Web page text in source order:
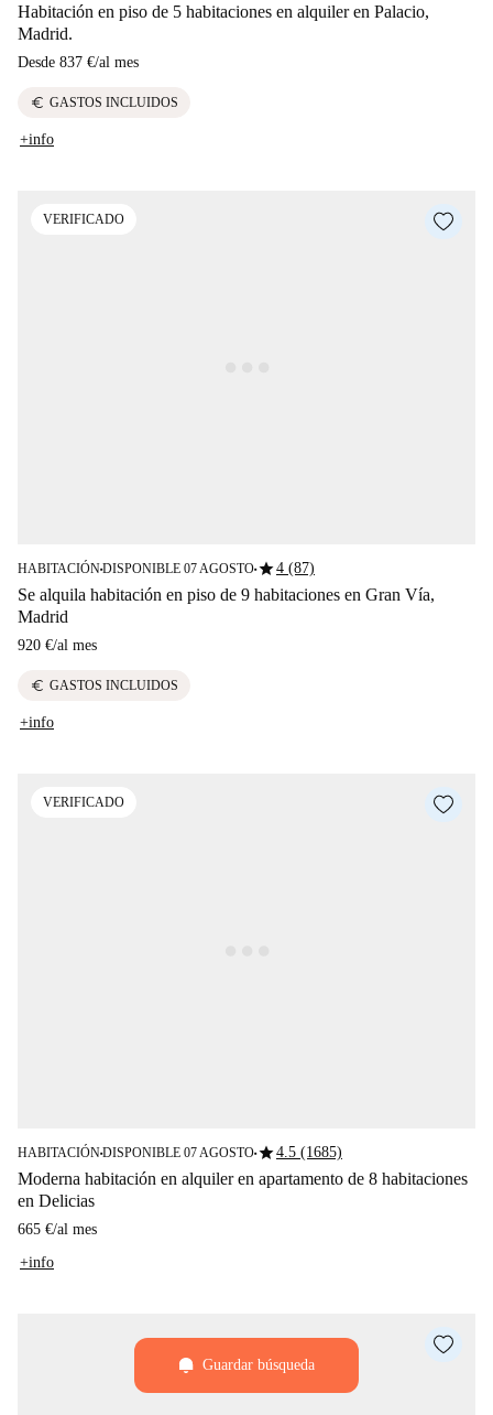
Habitación en piso de 5 habitaciones en alquiler en Palacio,
Madrid.
Desde 837 €/al mes
euro GASTOS INCLUIDOS
+info
VERIFICADO
HABITACIÓN■DISPONIBLE 07 AGOSTO■star4 (87)
Se alquila habitación en piso de 9 habitaciones en Gran Vía,
Madrid
920 €/al mes
euro GASTOS INCLUIDOS
+info
VERIFICADO
HABITACIÓN■DISPONIBLE 07 AGOSTO■star4.5 (1685)
Moderna habitación en alquiler en apartamento de 8 habitaciones
en Delicias
665 €/al mes
+info
Guardar búsqueda